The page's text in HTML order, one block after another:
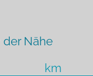
der Nähe
km